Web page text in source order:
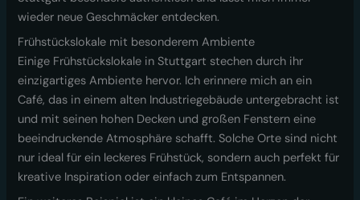
wieder neue Geschmäcker entdecken.
Frühstückslokale mit besonderem Ambiente
Einige Frühstückslokale in Stuttgart stechen durch ihr
einzigartiges Ambiente hervor. Ich erinnere mich an ein
Café, das in einem alten Industriegebäude untergebracht ist
und mit seinen hohen Decken und großen Fenstern eine
beeindruckende Atmosphäre schafft. Solche Orte sind nicht
nur ideal für ein leckeres Frühstück, sondern auch perfekt für
kreative Inspiration oder einfach zum Entspannen.